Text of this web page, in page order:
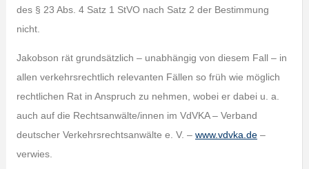
des § 23 Abs. 4 Satz 1 StVO nach Satz 2 der Bestimmung
nicht.
Jakobson rät grundsätzlich – unabhängig von diesem Fall – in
allen verkehrsrechtlich relevanten Fällen so früh wie möglich
rechtlichen Rat in Anspruch zu nehmen, wobei er dabei u. a.
auch auf die Rechtsanwälte/innen im VdVKA – Verband
deutscher Verkehrsrechtsanwälte e. V. – www.vdvka.de–
verwies.